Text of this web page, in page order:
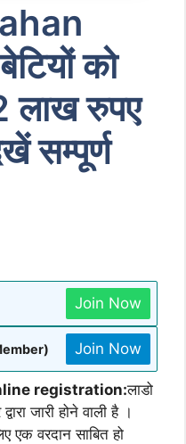
को
लाख रुपए
सम्पूर्ण
Join Now
Join Now
registration:लाडो
जारी होने वाली है ।
एक वरदान साबित हो